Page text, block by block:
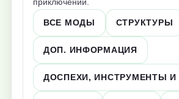
ВСЕ МОДЫ СТРУКТУРЫ
ДОП. ИНФОРМАЦИЯ
ДОСПЕХИ, ИНСТРУМЕНТЫ И